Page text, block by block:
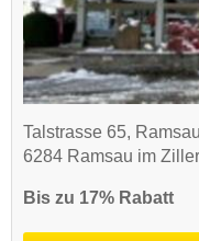
Talstrasse 65,
6284 Ramsau im
Bis zu 17% Rabatt